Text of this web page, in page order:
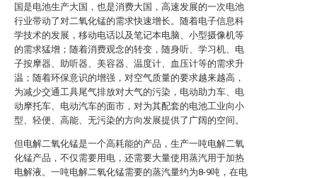
国是电池生产大国，也是消费大国，高速发展的一次电池
行业带动了对二氧化锰的需求快速增长。随着电子信息科
学技术的发展，移动电话以及笔记本电脑、小型摄像机等
的需求猛增；随着消费观念的转变，随身听、学习机、电
子按摩器、助听器、美容器、温度计、血压计等的需求升
温；随着环保意识的增强，对空气质量的要求越来越高，
为减少交通工具尾气排放对大气的污染，电动助力车、电
动摩托车、电动汽车的面市，对为其配套的电池工业向小
型、轻便、高能、无污染的方向发展提供了广阔的空间。
但电解二氧化锰是一个高耗能的产品，生产一吨电解二氧
化锰产品，不仅需要用电，还需要大量使用蒸汽用于加热
电解液。一吨电解二氧化锰需要的蒸汽量约为8-9吨，在电